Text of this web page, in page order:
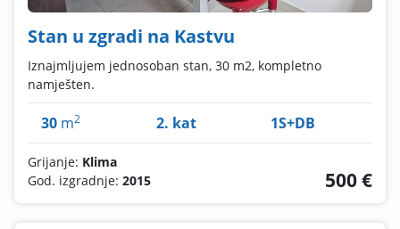
Stan u zgradi na Kastvu
Iznajmljujem jednosoban stan, 30 m2, kompletno
namješten.
30 m2 2. kat 1S+DB
Grijanje: Klima
God. izgradnje: 2015 500 €